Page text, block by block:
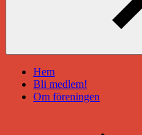
Hem
Bli medlem!
Om föreningen